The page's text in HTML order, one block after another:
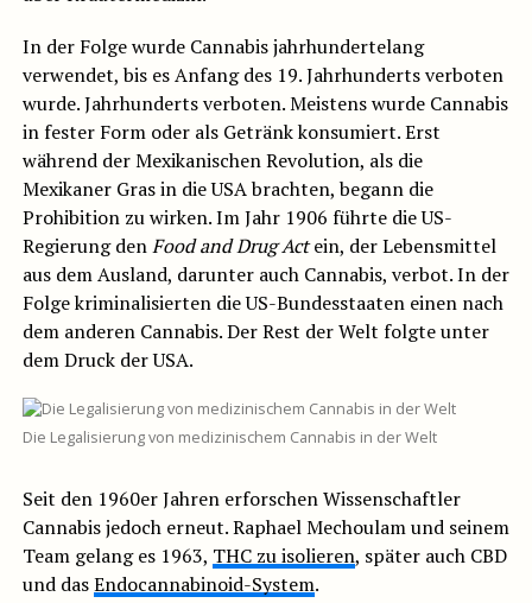
In der Folge wurde Cannabis jahrhundertelang
verwendet, bis es Anfang des 19. Jahrhunderts verboten
wurde. Jahrhunderts verboten. Meistens wurde Cannabis
in fester Form oder als Getränk konsumiert. Erst
während der Mexikanischen Revolution, als die
Mexikaner Gras in die USA brachten, begann die
Prohibition zu wirken. Im Jahr 1906 führte die US-
Regierung denFood and Drug Actein, der Lebensmittel
aus dem Ausland, darunter auch Cannabis, verbot. In der
Folge kriminalisierten die US-Bundesstaaten einen nach
dem anderen Cannabis. Der Rest der Welt folgte unter
dem Druck der USA.
Die Legalisierung von medizinischem Cannabis in der Welt
Seit den 1960er Jahren erforschen Wissenschaftler
Cannabis jedoch erneut. Raphael Mechoulam und seinem
Team gelang es 1963, THC zu isolieren, später auch CBD
und dasEndocannabinoid-System.